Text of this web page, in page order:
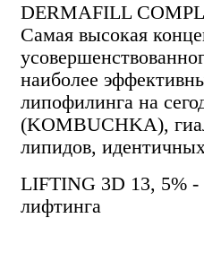
DERMAFILL
Самая высокая
наиболее
липофилинга на
(KOMBUCHKA),
липидов,
LIFTING 3D 13, 5% -
лифтинга